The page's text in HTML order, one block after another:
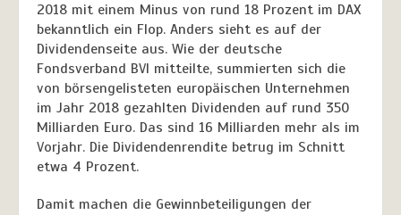
2018 mit einem Minus von rund 18 Prozent im DAX
bekanntlich ein Flop. Anders sieht es auf der
Dividendenseite aus. Wie der deutsche
Fondsverband BVI mitteilte, summierten sich die
von börsengelisteten europäischen Unternehmen
im Jahr 2018 gezahlten Dividenden auf rund 350
Milliarden Euro. Das sind 16 Milliarden mehr als im
Vorjahr. Die Dividendenrendite betrug im Schnitt
etwa 4 Prozent.
Damit machen die Gewinnbeteiligungen der